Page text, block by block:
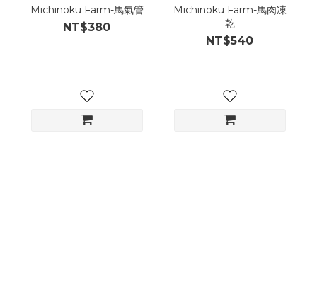
Michinoku Farm-馬氣管
NT$380
Michinoku Farm-馬肉凍
乾
NT$540